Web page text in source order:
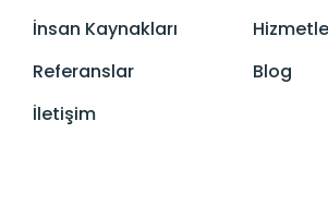
İnsan Kaynakları
Referanslar
Blog
İletişim